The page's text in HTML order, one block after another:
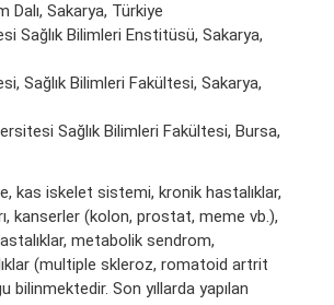
Dalı, Sakarya, Türkiye
Sağlık Bilimleri Enstitüsü, Sakarya,
Sağlık Bilimleri Fakültesi, Sakarya,
Sağlık Bilimleri Fakültesi, Bursa,
kas iskelet sistemi, kronik hastalıklar,
kanserler (kolon, prostat, meme vb.),
metabolik sendrom,
(multiple skleroz, romatoid artrit
bilinmektedir. Son yıllarda yapılan